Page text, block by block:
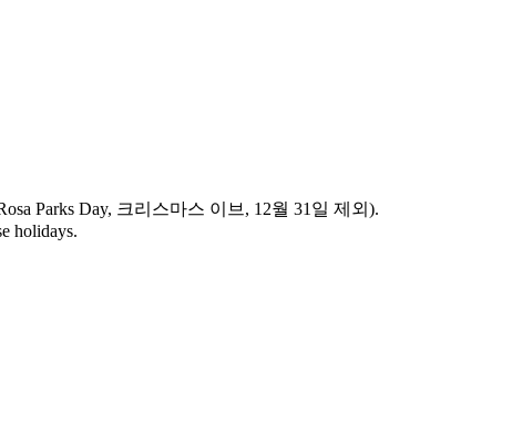
Parks Day, 크리스마스 이브, 12월 31일 제외).
holidays.